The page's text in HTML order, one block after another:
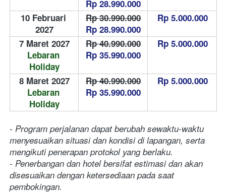
Rp 28.990.000
10 Februari
2027
Rp 30.990.000
Rp 28.990.000
Rp 5.000.000
7 Maret 2027
Lebaran
Holiday
Rp 40.990.000
Rp 35.990.000
Rp 5.000.000
8 Maret 2027
Lebaran
Holiday
Rp 40.990.000
Rp 35.990.000
Rp 5.000.000
- Program perjalanan dapat berubah sewaktu-waktu
menyesuaikan situasi dan kondisi di lapangan, serta
mengikuti penerapan protokol yang berlaku.
- Penerbangan dan hotel bersifat estimasi dan akan
disesuaikan dengan ketersediaan pada saat
pembokingan.